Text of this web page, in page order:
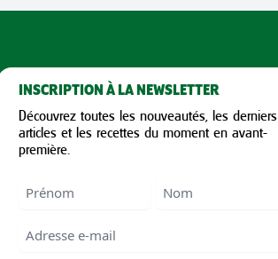
INSCRIPTION À LA NEWSLETTER
Découvrez toutes les nouveautés, les derniers
articles et les recettes du moment en avant-
première.
Nom
Email